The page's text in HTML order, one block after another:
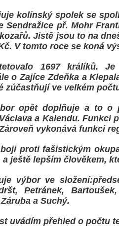
kolínský spolek se
Sendražice př. Mohr
Jistě jsou to na
V tomto roce se koná
1697 králíků.
o Zajíce Zdeňka a
zúčastňují ve velkém
opět doplňuje a to o
a Kalendu. Funkci
vykonává funkci
proti fašistickým
ještě lepším člověkem,
výbor ve
Petránek,
a Suchý.
uvádím přehled o počtu